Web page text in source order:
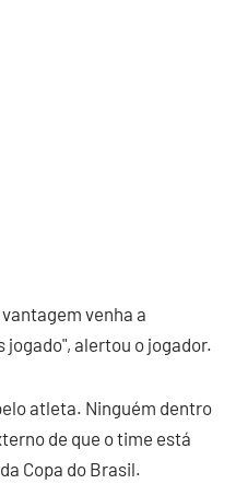
venha a
alertou o jogador.
atleta. Ninguém dentro
de que o time está
Copa do Brasil.